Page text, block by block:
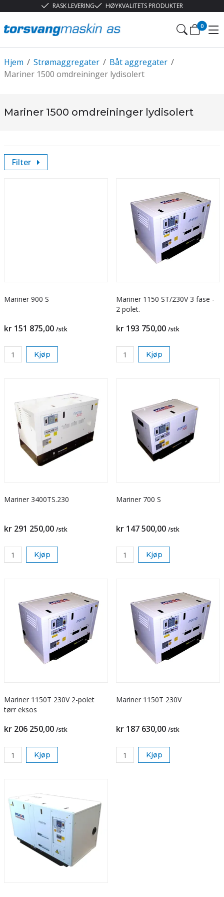
RASK LEVERING HØYKVALITETS PRODUKTER
0
/
Hjem /
Strømaggregater /
Båt aggregater
Mariner 1500 omdreininger lydisolert
Mariner 1500 omdreininger lydisolert
Filter
Mariner 900 S
kr 151 875,00 /stk
Kjøp
Mariner 1150 ST/230V 3 fase -
2 polet.
kr 193 750,00 /stk
Kjøp
Mariner 3400TS.230
kr 291 250,00 /stk
Kjøp
Mariner 700 S
kr 147 500,00 /stk
Kjøp
Mariner 1150T 230V 2-polet
tørr eksos
kr 206 250,00 /stk
Kjøp
Mariner 1150T 230V
kr 187 630,00 /stk
Kjøp